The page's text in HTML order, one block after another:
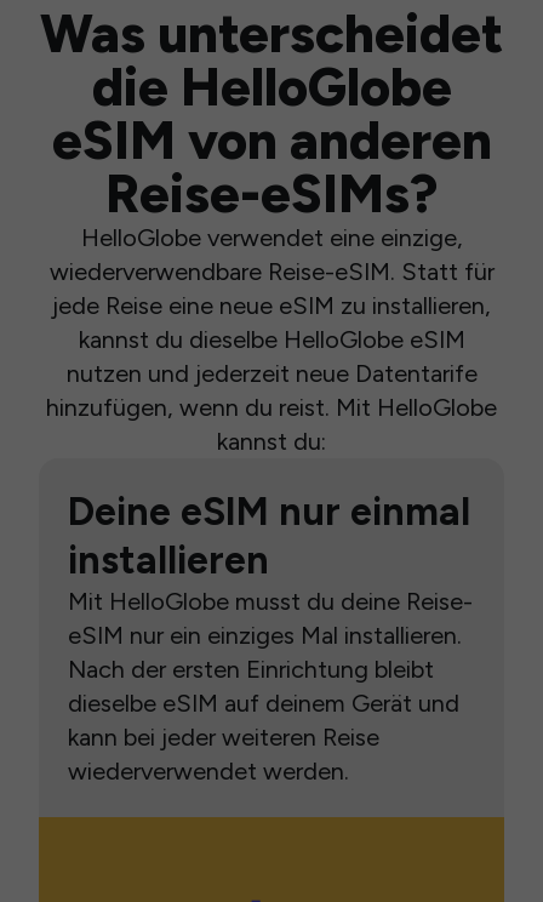
Was unterscheidet
die HelloGlobe
eSIM von anderen
Reise-eSIMs?
HelloGlobe verwendet eine einzige,
wiederverwendbare Reise-eSIM. Statt für
jede Reise eine neue eSIM zu installieren,
kannst du dieselbe HelloGlobe eSIM
nutzen und jederzeit neue Datentarife
hinzufügen, wenn du reist. Mit HelloGlobe
kannst du:
Deine eSIM nur einmal
installieren
Mit HelloGlobe musst du deine Reise-
eSIM nur ein einziges Mal installieren.
Nach der ersten Einrichtung bleibt
dieselbe eSIM auf deinem Gerät und
kann bei jeder weiteren Reise
wiederverwendet werden.